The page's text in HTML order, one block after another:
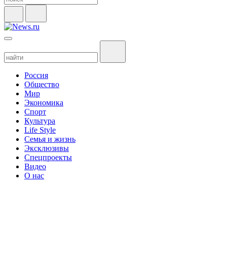
Россия
Общество
Мир
Экономика
Спорт
Культура
Life Style
Семья и жизнь
Эксклюзивы
Спецпроекты
Видео
О нас